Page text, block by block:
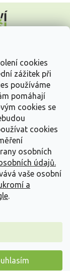
cookies
zážitek při
používáme
pomáhají
cookies se
cookies
osobních
údajů.
vaše osobní
a
.
. Všechna práva